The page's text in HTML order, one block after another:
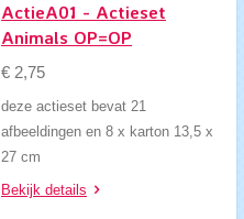
ActieA01 - Actieset
Animals OP=OP
€ 2,75
deze actieset bevat 21
afbeeldingen en 8 x karton 13,5 x
27 cm
Bekijk details